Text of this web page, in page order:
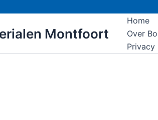
Montfoort
Home
Over
Privacy